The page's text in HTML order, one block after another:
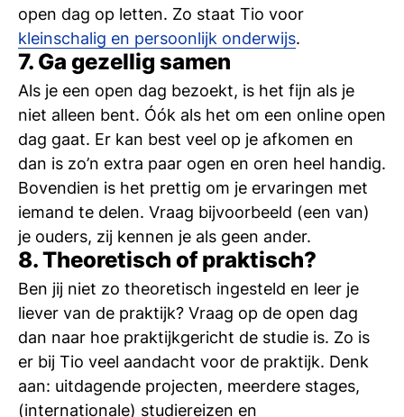
open dag op letten. Zo staat Tio voor
kleinschalig en persoonlijk onderwijs.
7. Ga gezellig samen
Als je een open dag bezoekt, is het fijn als je
niet alleen bent. Óók als het om een online open
dag gaat. Er kan best veel op je afkomen en
dan is zo’n extra paar ogen en oren heel handig.
Bovendien is het prettig om je ervaringen met
iemand te delen. Vraag bijvoorbeeld (een van)
je ouders, zij kennen je als geen ander.
8. Theoretisch of praktisch?
Ben jij niet zo theoretisch ingesteld en leer je
liever van de praktijk? Vraag op de open dag
dan naar hoe praktijkgericht de studie is. Zo is
er bij Tio veel aandacht voor de praktijk. Denk
aan: uitdagende projecten, meerdere stages,
(internationale) studiereizen en